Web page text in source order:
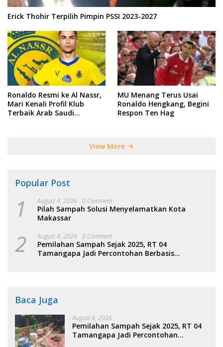
Erick Thohir Terpilih Pimpin PSSI 2023-2027
Ronaldo Resmi ke Al Nassr,
Mari Kenali Profil Klub
Terbaik Arab Saudi
MU Menang Terus Usai
Ronaldo Hengkang, Begini
Respon Ten Hag
View More
Popular Post
1 August 4, 2026 0 Comment
Pilah Sampah Solusi Menyelamatkan Kota
Makassar
2 August 4, 2026 0 Comment
Pemilahan Sampah Sejak 2025, RT 04
Tamangapa Jadi Percontohan Berbasis
Baca Juga
August 4, 2026
Pemilahan Sampah Sejak 2025, RT 04
Tamangapa Jadi Percontohan